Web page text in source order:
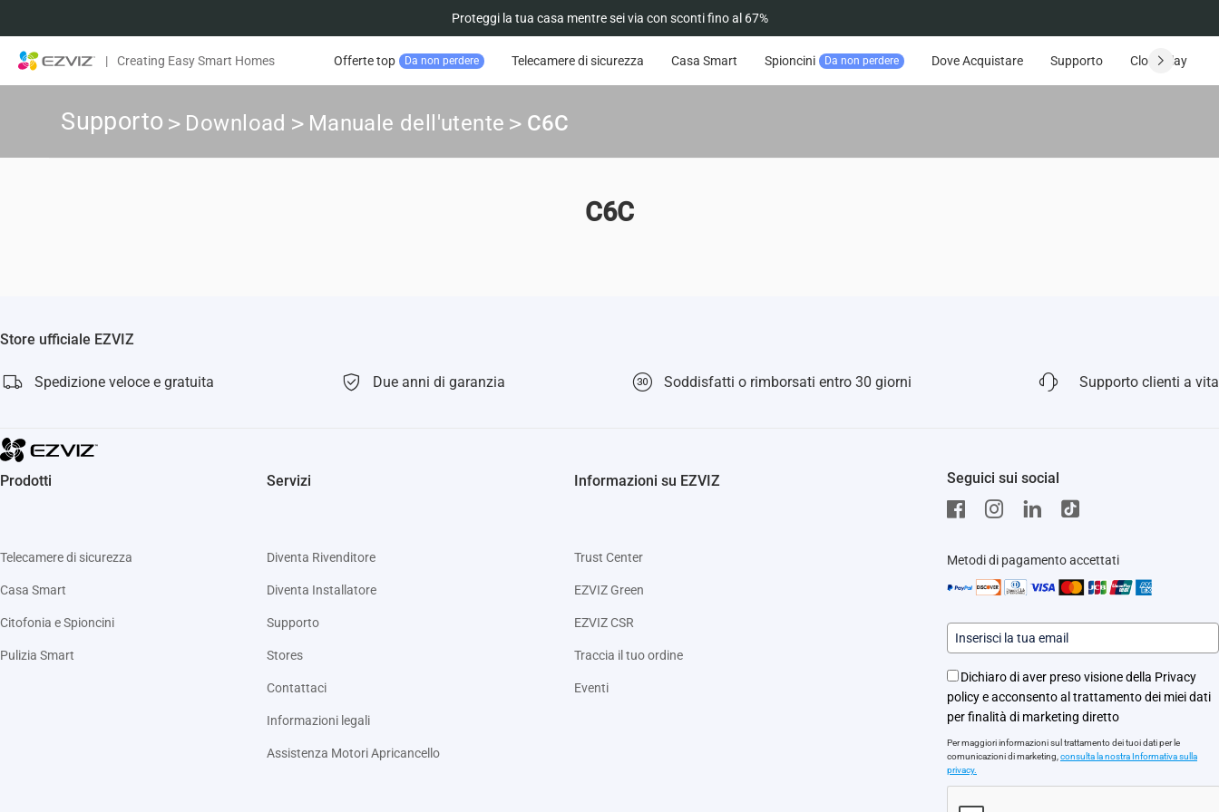
Proteggi la tua casa mentre sei via con sconti fino al 67%
| Creating Easy Smart Homes Offerte top Da non perdere Telecamere di sicurezza Casa Smart Spioncini Da non perdere Dove Acquistare Supporto CloudPlay
Supporto > Download > Manuale dell'utente > C6C
C6C
Store ufficiale EZVIZ
Spedizione veloce e gratuita Due anni di garanzia Soddisfatti o rimborsati entro 30 giorni Supporto clienti a vita
Prodotti
Telecamere di sicurezza
Casa Smart
Citofonia e Spioncini
Pulizia Smart
Servizi
Diventa Rivenditore
Diventa Installatore
Supporto
Stores
Contattaci
Informazioni legali
Assistenza Motori Apricancello
Informazioni su EZVIZ
Trust Center
EZVIZ Green
EZVIZ CSR
Traccia il tuo ordine
Eventi
Seguici sui social
Metodi di pagamento accettati
Dichiaro di aver preso visione della Privacy
policy e acconsento al trattamento dei miei dati
per finalità di marketing diretto
Per maggiori informazioni sul trattamento dei tuoi dati per le
comunicazioni di marketing, consulta la nostra Informativa sulla
privacy.